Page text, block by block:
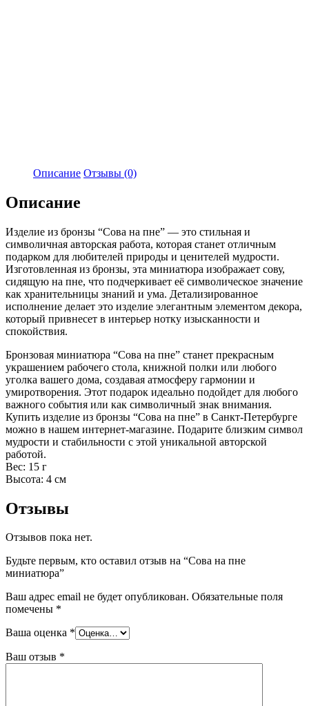
Описание Отзывы (0)
Описание
Изделие из бронзы “Сова на пне” — это стильная и
символичная авторская работа, которая станет отличным
подарком для любителей природы и ценителей мудрости.
Изготовленная из бронзы, эта миниатюра изображает сову,
сидящую на пне, что подчеркивает её символическое значение
как хранительницы знаний и ума. Детализированное
исполнение делает это изделие элегантным элементом декора,
который привнесет в интерьер нотку изысканности и
спокойствия.
Бронзовая миниатюра “Сова на пне” станет прекрасным
украшением рабочего стола, книжной полки или любого
уголка вашего дома, создавая атмосферу гармонии и
умиротворения. Этот подарок идеально подойдет для любого
важного события или как символичный знак внимания.
Купить изделие из бронзы “Сова на пне” в Санкт-Петербурге
можно в нашем интернет-магазине. Подарите близким символ
мудрости и стабильности с этой уникальной авторской
работой.
Вес: 15 г
Высота: 4 см
Отзывы
Отзывов пока нет.
Будьте первым, кто оставил отзыв на “Сова на пне
миниатюра”
Ваш адрес email не будет опубликован. Обязательные поля
помечены *
Ваша оценка *
Ваш отзыв *